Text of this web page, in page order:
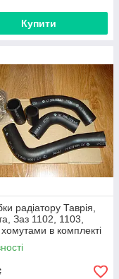
Купити
радіатору Таврія,
Заз 1102, 1103,
в комплекті
виробник АТ